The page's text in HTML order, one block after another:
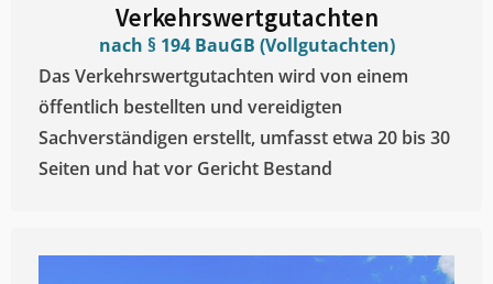
Verkehrswertgutachten
nach § 194 BauGB (Vollgutachten)
Das Verkehrswertgutachten wird von einem
öffentlich bestellten und vereidigten
Sachverständigen erstellt, umfasst etwa 20 bis 30
Seiten und hat vor Gericht Bestand